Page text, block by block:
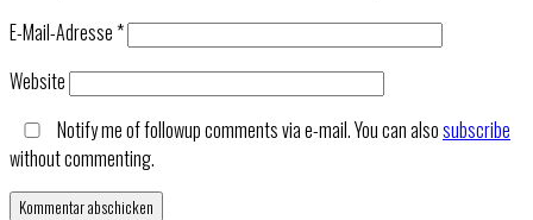
E-Mail-Adresse*
Website
Notify me of followup comments via e-mail. You can alsosubscribe
without commenting.